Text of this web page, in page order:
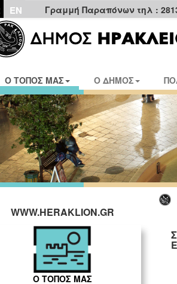
EN Γραμμή Παραπόνων τηλ :
Ο ΤΟΠΟΣ ΜΑΣ Ο ΔΗΜΟΣ
WWW.HERAKLION.GR
Ο ΤΟΠΟΣ ΜΑΣ